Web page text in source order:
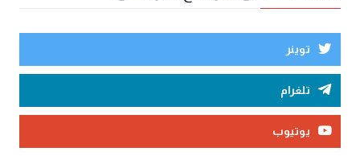
توينر
تلغرام
يوتيوب